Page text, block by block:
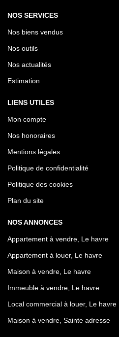
NOS SERVICES
Nos biens vendus
Nos outils
Nos actualités
Estimation
LIENS UTILES
Mon compte
Nos honoraires
Mentions légales
Politique de confidentialité
Politique des cookies
Plan du site
NOS ANNONCES
Appartement à vendre, Le havre
Appartement à louer, Le havre
Maison à vendre, Le havre
Immeuble à vendre, Le havre
Local commercial à louer, Le havre
Maison à vendre, Sainte adresse